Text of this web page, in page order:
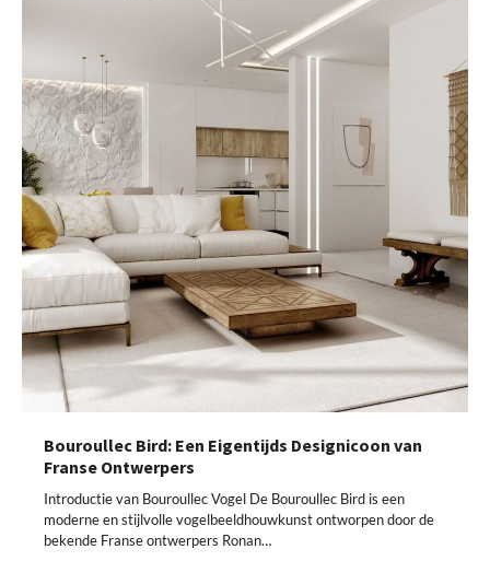
Bouroullec Bird: Een Eigentijds Designicoon van
Franse Ontwerpers
Introductie van Bouroullec Vogel De Bouroullec Bird is een
moderne en stijlvolle vogelbeeldhouwkunst ontworpen door de
bekende Franse ontwerpers Ronan…